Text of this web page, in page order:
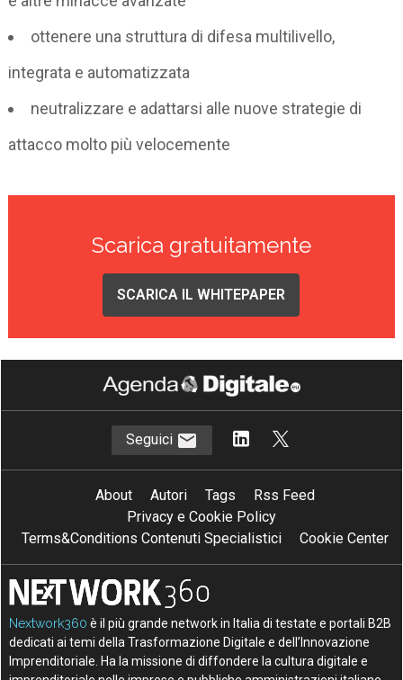
ottenere una struttura di difesa multilivello,
integrata e automatizzata
neutralizzare e adattarsi alle nuove strategie di
attacco molto più velocemente
Scarica gratuitamente
SCARICA IL WHITEPAPER
Seguici
About Autori Tags
Rss Feed
Privacy e Cookie Policy
Terms&Conditions Contenuti Specialistici
Cookie Center
Nextwork360 è il più grande network in Italia di testate e portali B2B
dedicati ai temi della Trasformazione Digitale e dell’Innovazione
Imprenditoriale. Ha la missione di diffondere la cultura digitale e